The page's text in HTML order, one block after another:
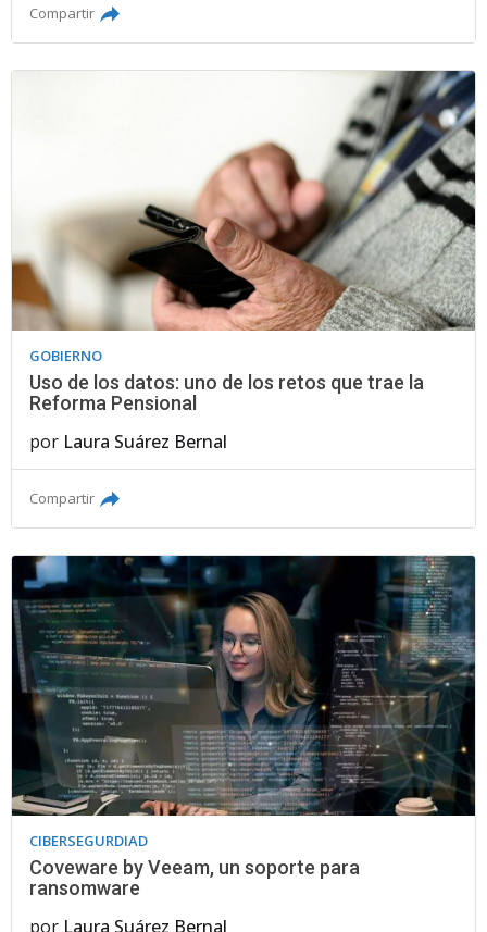
Compartir
GOBIERNO
Uso de los datos: uno de los retos que trae la
Reforma Pensional
por Laura Suárez Bernal
Compartir
CIBERSEGURDIAD
Coveware by Veeam, un soporte para
ransomware
por Laura Suárez Bernal